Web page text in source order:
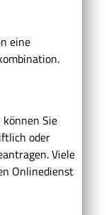
eine
Sie
oder
Viele
Onlinedienst